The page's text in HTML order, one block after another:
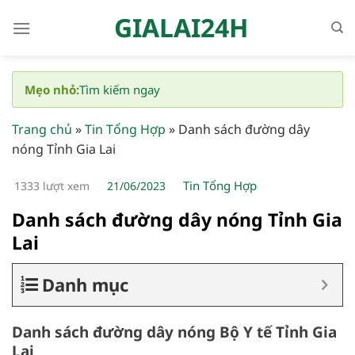
qua
dung
GIALAI24H
Mẹo nhỏ:Tìm kiếm ngay
Trang chủ »Tin Tổng Hợp » Danh sách đường dây
nóng Tỉnh Gia Lai
1333 lượt xem 21/06/2023 Tin Tổng Hợp
Danh sách đường dây nóng Tỉnh Gia
Lai
Danh mục
Danh sách đường dây nóng Bộ Y tế Tỉnh Gia